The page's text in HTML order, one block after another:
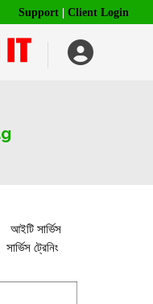
Support Client Login
আইটি সার্ভিস
সার্ভিস ট্রেনিং